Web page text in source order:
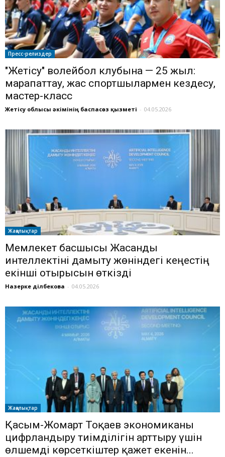
Пресс-релиздер
"Жетісу" волейбол клубына — 25 жыл:
марапаттау, жас спортшылармен кездесу,
мастер-класс
Жетісу облысы әкімінің баспасөз қызметі - 04.05.2026
Жаңалықтар
Мемлекет басшысы Жасанды
интеллектіні дамыту жөніндегі кеңестің
екінші отырысын өткізді
Назерке Әділбекова - 04.05.2026
Жаңалықтар
Қасым-Жомарт Тоқаев экономиканы
цифрландыру тиімділігін арттыру үшін
өлшемді көрсеткіштер қажет екенін...